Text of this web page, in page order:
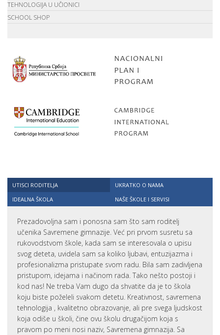
TEHNOLOGIJA U UČIONICI
SCHOOL SHOP
UTISCI RODITELJA
UKRATKO O NAMA
IDEALNA ŠKOLA
NAŠE ŠKOLE I SERVISI
Prezadovoljna sam i ponosna sam što sam roditelj
učenika Savremene gimnazije. Već pri prvom susretu sa
rukovodstvom škole, kada sam se interesovala o upisu
svog deteta, uvidela sam sa koliko ljubavi, entuzijazma i
profesionalizma pristupate svom radu. Bila sam zadivljena
pristupom, idejama i načinom rada. Tako nešto postoji i
kod nas! Ne treba Vam dugo da shvatite da je to škola
koju biste poželeli svakom detetu. Kreativnost, savremena
tehnologija , kvalitetno obrazovanje, ali pre svega ljudskost
koja odiše u školi, čine ovu školu drugačijom koja s
pravom po meni nosi naziv, Savremena gimnazija. Sa